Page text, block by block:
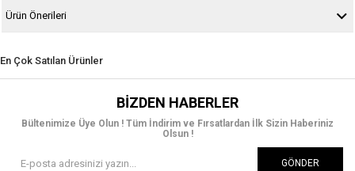
Ürün Önerileri
En Çok Satılan Ürünler
BIZDEN HABERLER
Bültenimize Üye Olun ! Tüm İndirim ve Fırsatlardan İlk Sizin Haberiniz
Olsun !
GÖNDER